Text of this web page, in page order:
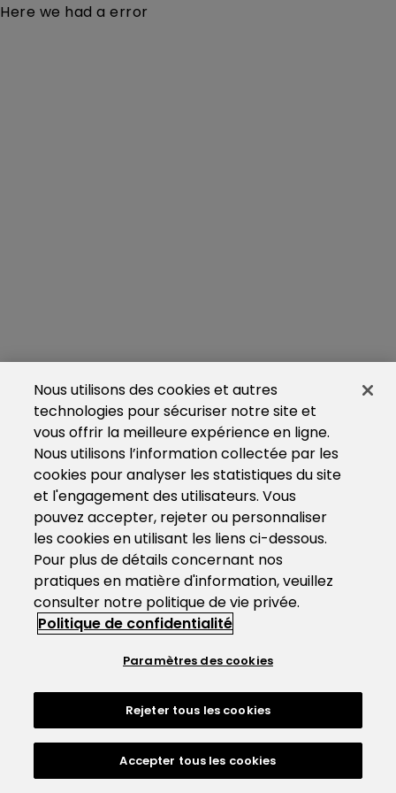
Here we had a error
Nous utilisons des cookies et autres
technologies pour sécuriser notre site et
vous offrir la meilleure expérience en ligne.
Nous utilisons l’information collectée par les
cookies pour analyser les statistiques du site
et l'engagement des utilisateurs. Vous
pouvez accepter, rejeter ou personnaliser
les cookies en utilisant les liens ci-dessous.
Pour plus de détails concernant nos
pratiques en matière d'information, veuillez
consulter notre politique de vie privée.
Politique de confidentialité
Paramètres des cookies
Rejeter tous les cookies
Accepter tous les cookies